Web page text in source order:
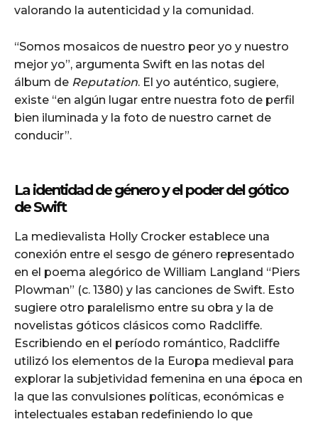
valorando la autenticidad y la comunidad.
“Somos mosaicos de nuestro peor yo y nuestro
mejor yo”, argumenta Swift en las notas del
álbum de Reputation. El yo auténtico, sugiere,
existe “en algún lugar entre nuestra foto de perfil
bien iluminada y la foto de nuestro carnet de
conducir”.
La identidad de género y el poder del gótico
de Swift
La medievalista Holly Crocker establece una
conexión entre el sesgo de género representado
en el poema alegórico de William Langland “Piers
Plowman” (c. 1380) y las canciones de Swift. Esto
sugiere otro paralelismo entre su obra y la de
novelistas góticos clásicos como Radcliffe.
Escribiendo en el período romántico, Radcliffe
utilizó los elementos de la Europa medieval para
explorar la subjetividad femenina en una época en
la que las convulsiones políticas, económicas e
intelectuales estaban redefiniendo lo que